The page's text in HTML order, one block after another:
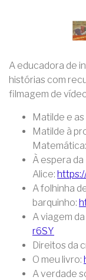
A educadora de
histórias com
filmagem de
Matilde e
Matilde à
Matemática:
À espera da
Alice:
A folhinha
barquinho:
A viagem
r6SY
Direitos da
O meu livro:
A verdade